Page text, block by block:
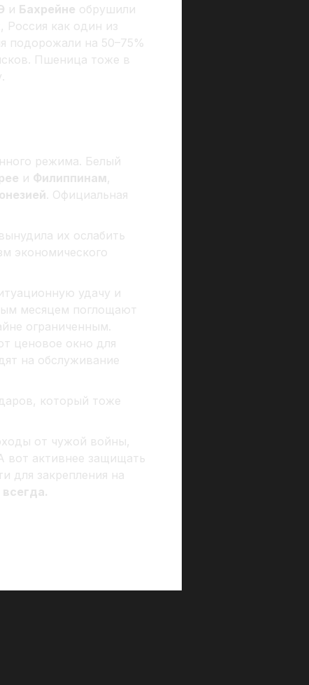
и Бахрейне обрушили
как один из
подорожали на 50–75%
Пшеница тоже в
режима. Белый
и Филиппинам,
. Официальная
их ослабить
экономического
удачу и
месяцем поглощают
ограниченным.
ценовое окно для
на обслуживание
который тоже
от чужой войны,
вот активнее защищать
для закрепления на